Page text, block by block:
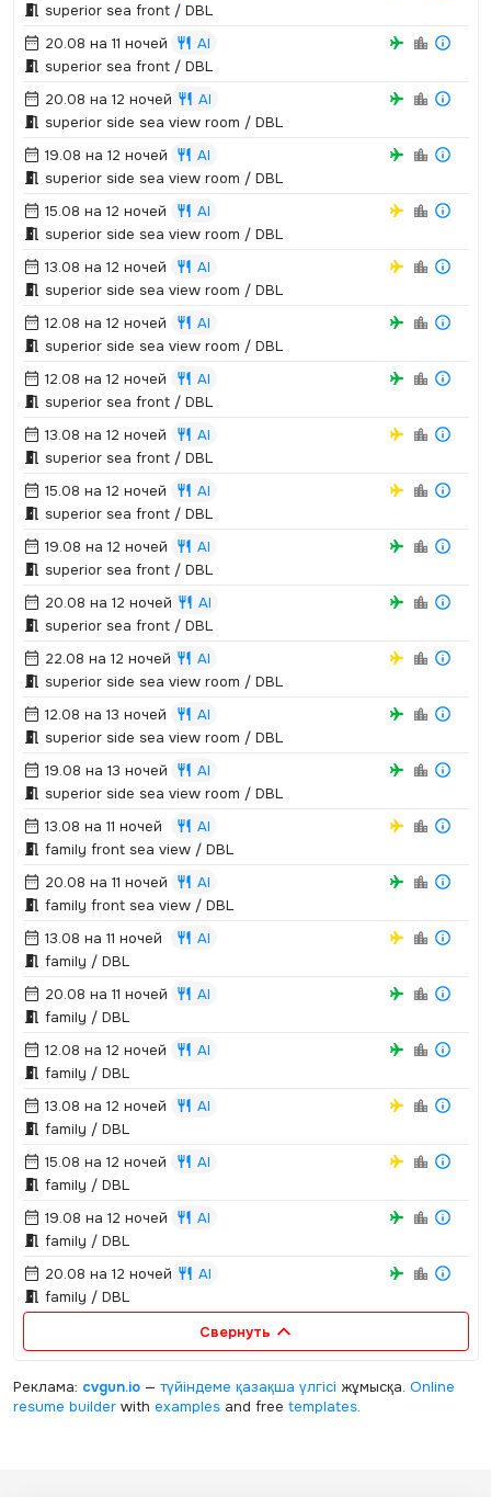
superior sea front / DBL
20.08 на 11 ночей
AI
superior sea front / DBL
20.08 на 12 ночей
AI
superior side sea view room / DBL
19.08 на 12 ночей
AI
superior side sea view room / DBL
15.08 на 12 ночей
AI
superior side sea view room / DBL
13.08 на 12 ночей
AI
superior side sea view room / DBL
12.08 на 12 ночей
AI
superior side sea view room / DBL
12.08 на 12 ночей
AI
superior sea front / DBL
13.08 на 12 ночей
AI
superior sea front / DBL
15.08 на 12 ночей
AI
superior sea front / DBL
19.08 на 12 ночей
AI
superior sea front / DBL
20.08 на 12 ночей
AI
superior sea front / DBL
22.08 на 12 ночей
AI
superior side sea view room / DBL
12.08 на 13 ночей
AI
superior side sea view room / DBL
19.08 на 13 ночей
AI
superior side sea view room / DBL
13.08 на 11 ночей
AI
family front sea view / DBL
20.08 на 11 ночей
AI
family front sea view / DBL
13.08 на 11 ночей
AI
family / DBL
20.08 на 11 ночей
AI
family / DBL
12.08 на 12 ночей
AI
family / DBL
13.08 на 12 ночей
AI
family / DBL
15.08 на 12 ночей
AI
family / DBL
19.08 на 12 ночей
AI
family / DBL
20.08 на 12 ночей
AI
family / DBL
Свернуть
Реклама: cvgun.io— түйіндеме қазақша үлгісі жұмысқа. Online
resume builderwith examplesand free templates.